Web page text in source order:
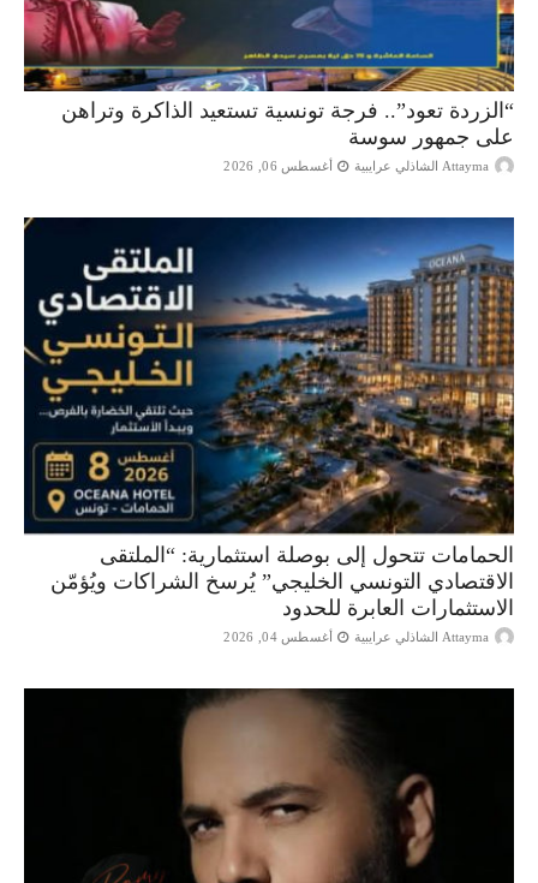
“الزردة تعود”.. فرجة تونسية تستعيد الذاكرة وتراهن
على جمهور سوسة
Attayma الشاذلي عرايبية أغسطس 06, 2026
الحمامات تتحول إلى بوصلة استثمارية: “الملتقى
الاقتصادي التونسي الخليجي” يُرسخ الشراكات ويُؤمّن
الاستثمارات العابرة للحدود
Attayma الشاذلي عرايبية أغسطس 04, 2026